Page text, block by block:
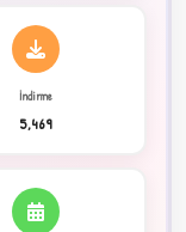
İndirme
5,469